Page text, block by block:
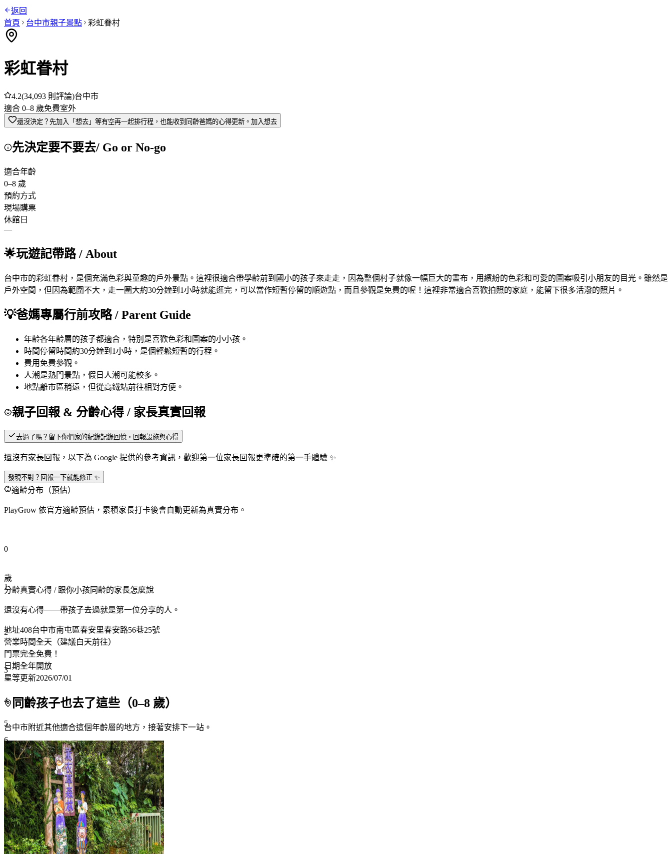
返回
首頁
台中市親子景點 彩虹眷村
彩虹眷村
4.2(34,093 則評論)台中市
適合 0–8 歲免費室外
還沒決定？先加入「想去」 等有空再一起排行程，也能收到同齡爸媽的心得更新。 加入想去
先決定要不要去/ Go or No-go
適合年齡
0–8 歲
預約方式
現場購票
休館日
—
🌟玩遊記帶路/ About
台中市的彩虹眷村，是個充滿色彩與童趣的戶外景點。這裡很適合帶學齡前到國小的孩子來走走，因為整個村子就像一幅巨大的畫布，用繽紛的色彩和可愛的圖案吸引小朋友的目光。雖然是
戶外空間，但因為範圍不大，走一圈大約30分鐘到1小時就能逛完，可以當作短暫停留的順遊點，而且參觀是免費的喔！這裡非常適合喜歡拍照的家庭，能留下很多活潑的照片。
💡爸媽專屬行前攻略 / Parent Guide
年齡各年齡層的孩子都適合，特別是喜歡色彩和圖案的小小孩。
時間停留時間約30分鐘到1小時，是個輕鬆短暫的行程。
費用 免費參觀。
人潮是熱門景點，假日人潮可能較多。
地點離市區稍遠，但從高鐵站前往相對方便。
親子回報 & 分齡心得 / 家長真實回報
去過了嗎？留下你們家的紀錄記錄回憶・回報設施與心得
還沒有家長回報，以下為 Google 提供的參考資訊，歡迎第一位家長回報更準確的第一手體驗 ✨
發現不對？回報一下就能修正 ✨
適齡分布（預估）
PlayGrow 依官方適齡預估，累積家長打卡後會自動更新為真實分布。
0
1
2
3
4
5
6
7+
歲
分齡真實心得 / 跟你小孩同齡的家長怎麼說
還沒有心得——帶孩子去過就是第一位分享的人。
地址408台中市南屯區春安里春安路56巷25號
營業時間全天（建議白天前往）
門票完全免費！
日期全年開放
星等更新2026/07/01
同齡孩子也去了這些（0–8 歲）
台中市附近其他適合這個年齡層的地方，接著安排下一站。